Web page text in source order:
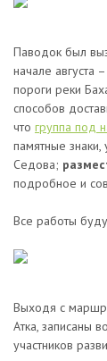
Паводок был
начале августа
пороги реки
способов
что группа под
памятные
Седова;
подробное и
Все работы
Выходя с
Атка, записаны
участников